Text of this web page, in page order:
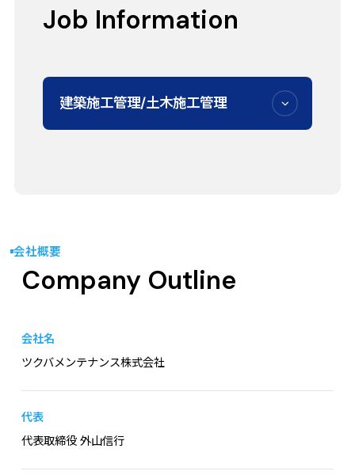
Job Information
建築施工管理/土木施工管理
仕事内容
現場管理や進捗管理などの施工管理業務から 各種手
く活躍できる環境です。
具体的には、、、
・お客様との各種打ち合わせ
・作業スタッフや職人への指揮監督
・工程管理
会社概要
Company Outline
会社名
ツクバメンテナンス株式会社
代表
代表取締役 外山信行